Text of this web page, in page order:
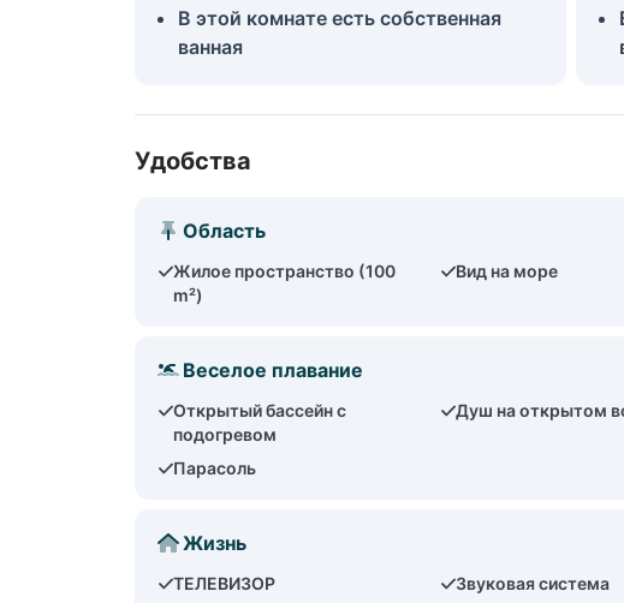
В этой комнате есть собственная
ванная
Удобства
Область
Жилое пространство (100
m²)
Вид на море
Веселое плавание
Открытый бассейн с
подогревом
Душ на открытом
Парасоль
Жизнь
ТЕЛЕВИЗОР Звуковая система